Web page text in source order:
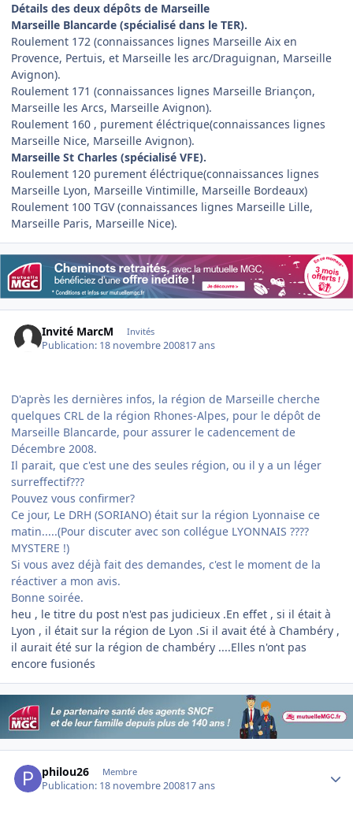
Détails des deux dépôts de Marseille
Marseille Blancarde (spécialisé dans le TER).
Roulement 172 (connaissances lignes Marseille Aix en
Provence, Pertuis, et Marseille les arc/Draguignan, Marseille
Avignon).
Roulement 171 (connaissances lignes Marseille Briançon,
Marseille les Arcs, Marseille Avignon).
Roulement 160 , purement éléctrique(connaissances lignes
Marseille Nice, Marseille Avignon).
Marseille St Charles (spécialisé VFE).
Roulement 120 purement éléctrique(connaissances lignes
Marseille Lyon, Marseille Vintimille, Marseille Bordeaux)
Roulement 100 TGV (connaissances lignes Marseille Lille,
Marseille Paris, Marseille Nice).
Invité MarcM Invités
Publication: 18 novembre 200817 ans
D'après les dernières infos, la région de Marseille cherche
quelques CRL de la région Rhones-Alpes, pour le dépôt de
Marseille Blancarde, pour assurer le cadencement de
Décembre 2008.
Il parait, que c'est une des seules région, ou il y a un léger
surreffectif???
Pouvez vous confirmer?
Ce jour, Le DRH (SORIANO) était sur la région Lyonnaise ce
matin.....(Pour discuter avec son collégue LYONNAIS ????
MYSTERE !)
Si vous avez déjà fait des demandes, c'est le moment de la
réactiver a mon avis.
Bonne soirée.
heu , le titre du post n'est pas judicieux .En effet , si il était à
Lyon , il était sur la région de Lyon .Si il avait été à Chambéry ,
il aurait été sur la région de chambéry ....Elles n'ont pas
encore fusionés
philou26 Membre
Publication: 18 novembre 200817 ans